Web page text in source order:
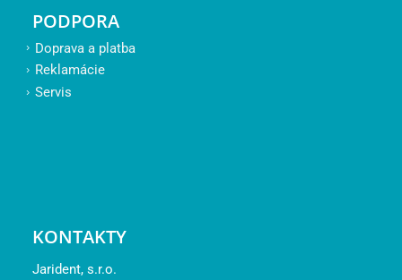
PODPORA
Doprava a platba
Reklamácie
Servis
KONTAKTY
Jarident, s.r.o.